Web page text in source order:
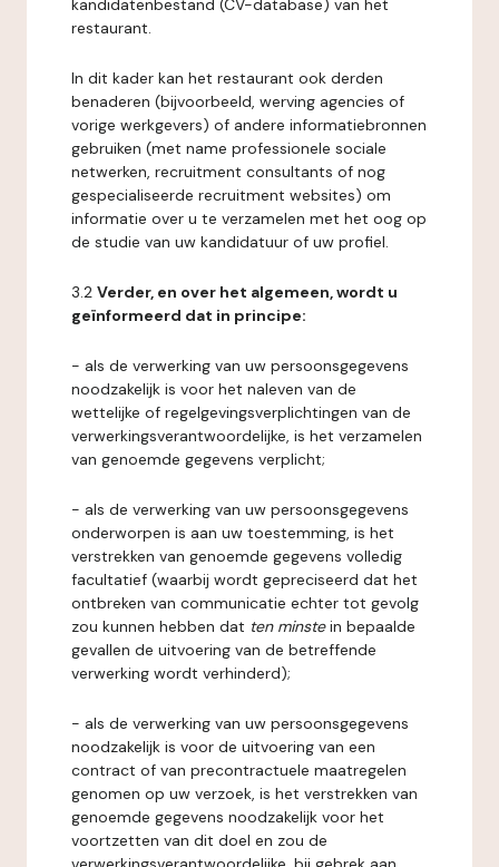
kandidatenbestand (CV-database) van het
restaurant.
In dit kader kan het restaurant ook derden
benaderen (bijvoorbeeld, werving agencies of
vorige werkgevers) of andere informatiebronnen
gebruiken (met name professionele sociale
netwerken, recruitment consultants of nog
gespecialiseerde recruitment websites) om
informatie over u te verzamelen met het oog op
de studie van uw kandidatuur of uw profiel.
3.2 Verder, en over het algemeen, wordt u
geïnformeerd dat in principe:
- als de verwerking van uw persoonsgegevens
noodzakelijk is voor het naleven van de
wettelijke of regelgevingsverplichtingen van de
verwerkingsverantwoordelijke, is het verzamelen
van genoemde gegevens verplicht;
- als de verwerking van uw persoonsgegevens
onderworpen is aan uw toestemming, is het
verstrekken van genoemde gegevens volledig
facultatief (waarbij wordt gepreciseerd dat het
ontbreken van communicatie echter tot gevolg
zou kunnen hebben dat ten minstein bepaalde
gevallen de uitvoering van de betreffende
verwerking wordt verhinderd);
- als de verwerking van uw persoonsgegevens
noodzakelijk is voor de uitvoering van een
contract of van precontractuele maatregelen
genomen op uw verzoek, is het verstrekken van
genoemde gegevens noodzakelijk voor het
voortzetten van dit doel en zou de